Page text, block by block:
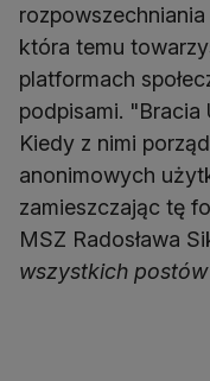
która temu
platformach
podpisami. "Bracia
Kiedy z nimi
anonimowych
zamieszczając tę
MSZ Radosława
wszystkich